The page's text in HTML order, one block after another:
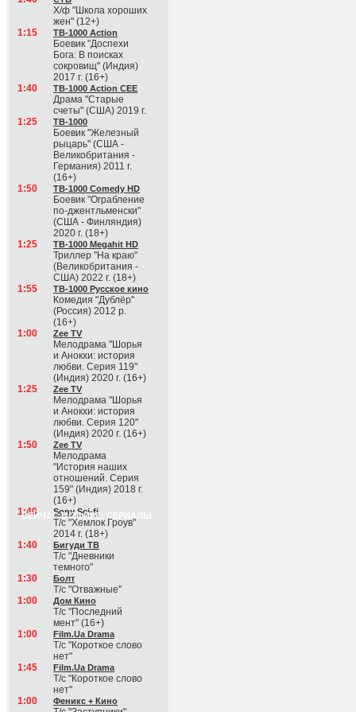
Х/ф "Школа хороших
жен" (12+)
1:15
ТВ-1000 Action
Боевик "Доспехи
Бога: В поисках
сокровищ" (Индия)
2017 г. (16+)
1:40
ТВ-1000 Action CEE
Драма "Старые
счеты" (США) 2019 г.
1:25
ТВ-1000
Боевик "Железный
рыцарь" (США -
Великобритания -
Германия) 2011 г.
(16+)
1:50
ТВ-1000 Comedy HD
Боевик "Ограбление
по-джентльменски"
(США - Финляндия)
2020 г. (18+)
1:25
ТВ-1000 Megahit HD
Триллер "На краю"
(Великобритания -
США) 2022 г. (18+)
1:55
ТВ-1000 Русское кино
Комедия "Дублёр"
(Россия) 2012 р.
(16+)
1:00
Zee TV
Мелодрама "Шорья
и Анокхи: история
любви. Серия 119"
(Индия) 2020 г. (16+)
1:25
Zee TV
Мелодрама "Шорья
и Анокхи: история
любви. Серия 120"
(Индия) 2020 г. (16+)
1:50
Zee TV
Мелодрама
"История наших
отношений. Серия
159" (Индия) 2018 г.
(16+)
СЕЙЧАС В ЭФИРЕ: СЕРИАЛЫ
1:40 Sony Sci-fi
Т/с "Хемлок Гроув"
2014 г. (18+)
1:40
Бигуди ТВ
Т/с "Дневники
темного"
1:30
Болт
Т/с "Отважные"
1:00
Дом Кино
Т/с "Последний
мент" (16+)
1:00
Film.Ua Drama
Т/с "Короткое слово
нет"
1:45
Film.Ua Drama
Т/с "Короткое слово
нет"
1:00
Феникс + Кино